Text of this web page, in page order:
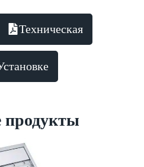
Техническая
продукты